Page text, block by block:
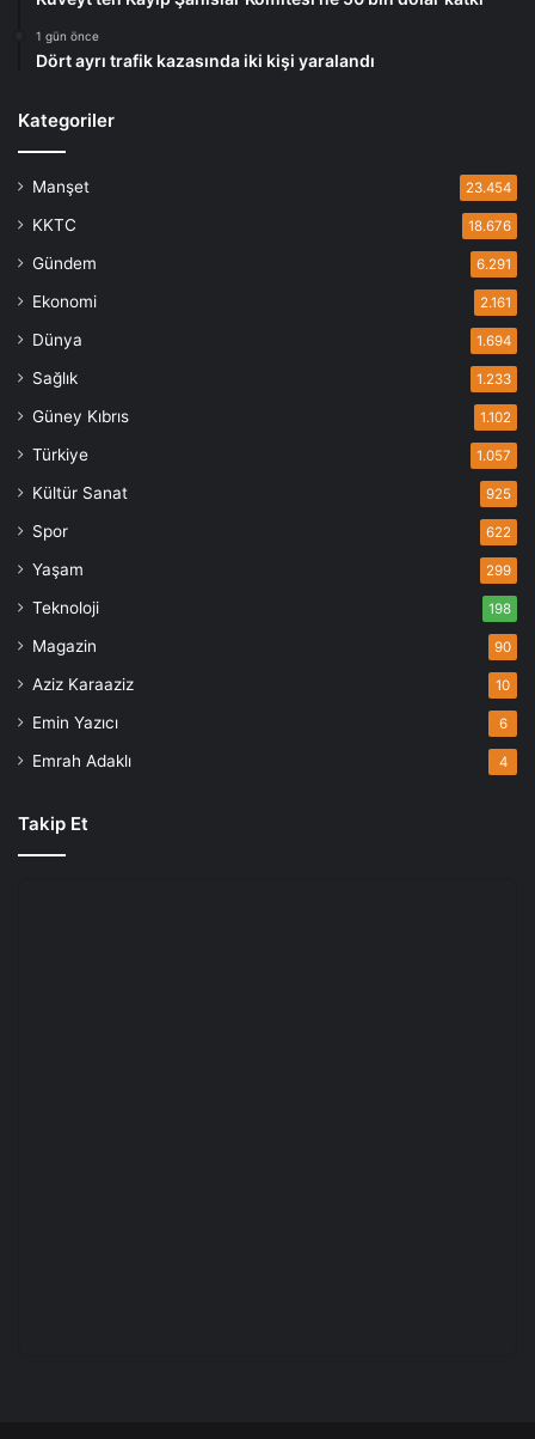
1 gün önce
Dört ayrı trafik kazasında iki kişi yaralandı
Kategoriler
Manşet 23.454
KKTC 18.676
Gündem 6.291
Ekonomi 2.161
Dünya 1.694
Sağlık 1.233
Güney Kıbrıs 1.102
Türkiye 1.057
Kültür Sanat 925
Spor 622
Yaşam 299
Teknoloji 198
Magazin 90
Aziz Karaaziz 10
Emin Yazıcı 6
Emrah Adaklı 4
Takip Et